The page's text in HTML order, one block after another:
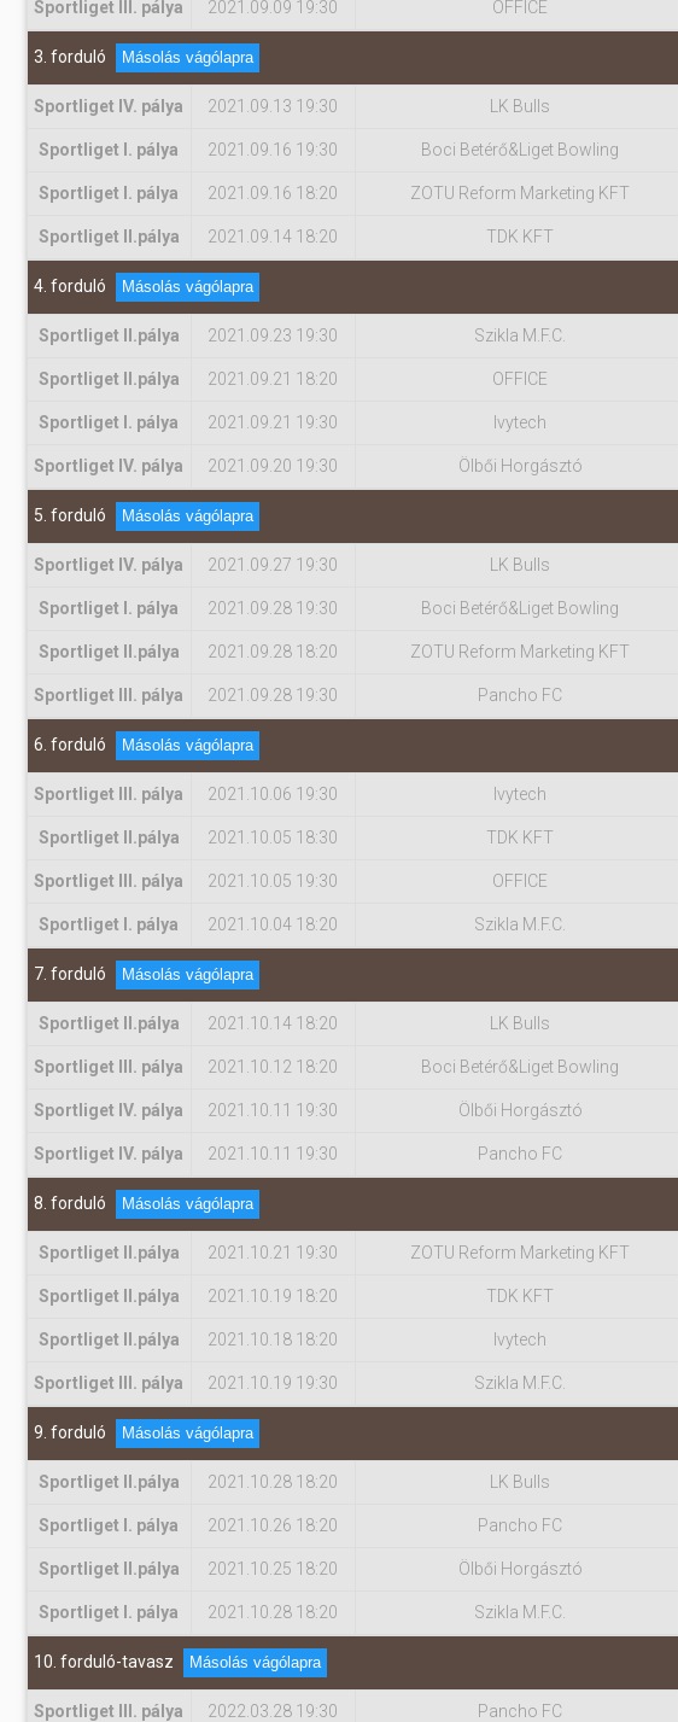
Sportliget III. pálya 2021.09.09 19:30 OFFICE
3. forduló Másolás vágólapra
Sportliget IV. pálya 2021.09.13 19:30 LK Bulls
Sportliget I. pálya 2021.09.16 19:30 Boci Betérő&Liget Bowling
Sportliget I. pálya 2021.09.16 18:20 ZOTU Reform Marketing KFT
Sportliget II.pálya 2021.09.14 18:20 TDK KFT
4. forduló Másolás vágólapra
Sportliget II.pálya 2021.09.23 19:30 Szikla M.F.C.
Sportliget II.pálya 2021.09.21 18:20 OFFICE
Sportliget I. pálya 2021.09.21 19:30 Ivytech
Sportliget IV. pálya 2021.09.20 19:30 Ölbői Horgásztó
5. forduló Másolás vágólapra
Sportliget IV. pálya 2021.09.27 19:30 LK Bulls
Sportliget I. pálya 2021.09.28 19:30 Boci Betérő&Liget Bowling
Sportliget II.pálya 2021.09.28 18:20 ZOTU Reform Marketing KFT
Sportliget III. pálya 2021.09.28 19:30 Pancho FC
6. forduló Másolás vágólapra
Sportliget III. pálya 2021.10.06 19:30 Ivytech
Sportliget II.pálya 2021.10.05 18:30 TDK KFT
Sportliget III. pálya 2021.10.05 19:30 OFFICE
Sportliget I. pálya 2021.10.04 18:20 Szikla M.F.C.
7. forduló Másolás vágólapra
Sportliget II.pálya 2021.10.14 18:20 LK Bulls
Sportliget III. pálya 2021.10.12 18:20 Boci Betérő&Liget Bowling
Sportliget IV. pálya 2021.10.11 19:30 Ölbői Horgásztó
Sportliget IV. pálya 2021.10.11 19:30 Pancho FC
8. forduló Másolás vágólapra
Sportliget II.pálya 2021.10.21 19:30 ZOTU Reform Marketing KFT
Sportliget II.pálya 2021.10.19 18:20 TDK KFT
Sportliget II.pálya 2021.10.18 18:20 Ivytech
Sportliget III. pálya 2021.10.19 19:30 Szikla M.F.C.
9. forduló Másolás vágólapra
Sportliget II.pálya 2021.10.28 18:20 LK Bulls
Sportliget I. pálya 2021.10.26 18:20 Pancho FC
Sportliget II.pálya 2021.10.25 18:20 Ölbői Horgásztó
Sportliget I. pálya 2021.10.28 18:20 Szikla M.F.C.
10. forduló-tavasz Másolás vágólapra
Sportliget III. pálya 2022.03.28 19:30 Pancho FC